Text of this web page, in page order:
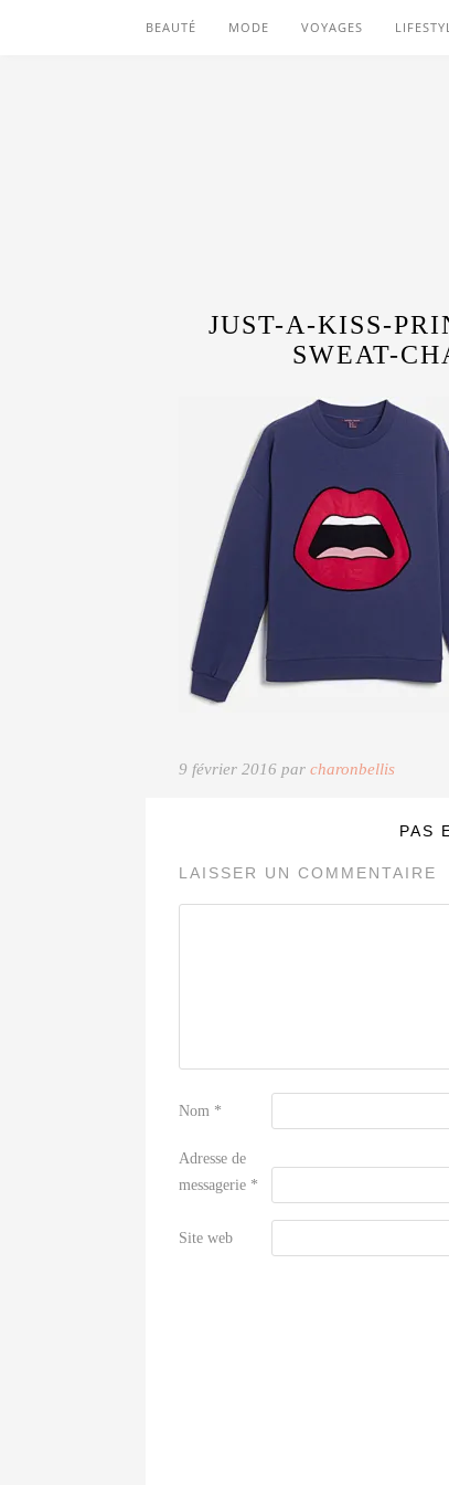
BEAUTÉ MODE VOYAGES
JUST-A-KISS-
SWEAT-
9 février 2016 par charonbellis
PAS
LAISSER UN COMMENTAIRE
Nom *
Adresse de
messagerie *
Site web